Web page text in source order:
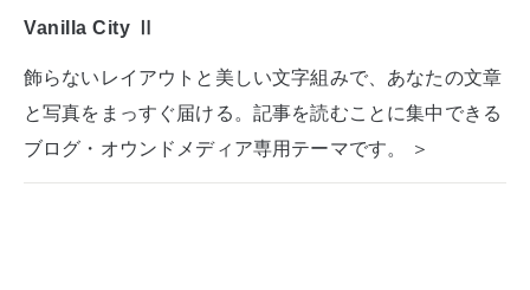
Vanilla City Ⅱ
飾らないレイアウトと美しい文字組みで、あなたの文章
と写真をまっすぐ届ける。記事を読むことに集中できる
ブログ・オウンドメディア専用テーマです。 ＞